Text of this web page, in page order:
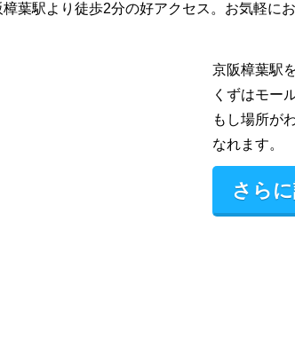
葉駅より徒歩2分の好アクセス。お気軽に
京阪樟葉駅
くずはモー
もし場所が
なれます。
さら